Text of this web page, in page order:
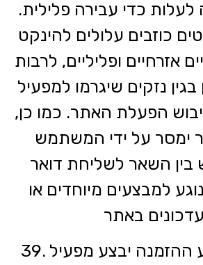
לעלות כדי עבירה פלילית.
כוזבים עלולים להינקט
אזרחיים ופליליים, לרבות
בגין נזקים שיגרמו למפעיל
הפעלת האתר. כמו כן,
ימסר על ידי המשתמש
השאר לשליחת דואר
למבצעים מיוחדים או
39. במעמד ביצוע ההזמנה יבצע מפעיל